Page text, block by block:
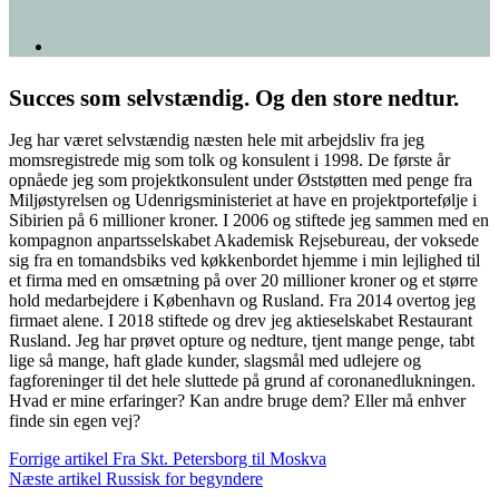
Succes som selvstændig. Og den store nedtur.
Jeg har været selvstændig næsten hele mit arbejdsliv fra jeg
momsregistrede mig som tolk og konsulent i 1998. De første år
opnåede jeg som projektkonsulent under Øststøtten med penge fra
Miljøstyrelsen og Udenrigsministeriet at have en projektportefølje i
Sibirien på 6 millioner kroner. I 2006 og stiftede jeg sammen med en
kompagnon anpartsselskabet Akademisk Rejsebureau, der voksede
sig fra en tomandsbiks ved køkkenbordet hjemme i min lejlighed til
et firma med en omsætning på over 20 millioner kroner og et større
hold medarbejdere i København og Rusland. Fra 2014 overtog jeg
firmaet alene. I 2018 stiftede og drev jeg aktieselskabet Restaurant
Rusland. Jeg har prøvet opture og nedture, tjent mange penge, tabt
lige så mange, haft glade kunder, slagsmål med udlejere og
fagforeninger til det hele sluttede på grund af coronanedlukningen.
Hvad er mine erfaringer? Kan andre bruge dem? Eller må enhver
finde sin egen vej?
Indlægsnavigation
Forrige artikel Fra Skt. Petersborg til Moskva
Næste artikel Russisk for begyndere